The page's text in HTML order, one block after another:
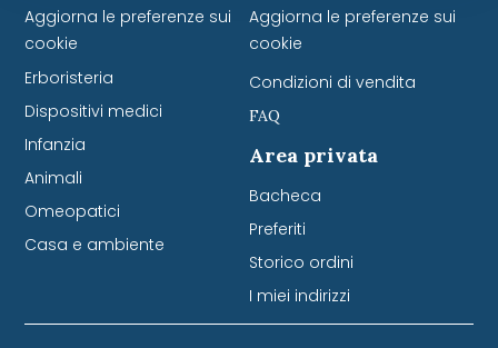
Aggiorna le preferenze sui
cookie
Erboristeria
Dispositivi medici
Infanzia
Animali
Omeopatici
Casa e ambiente
Aggiorna le preferenze sui
cookie
Condizioni di vendita
FAQ
Area privata
Bacheca
Preferiti
Storico ordini
I miei indirizzi